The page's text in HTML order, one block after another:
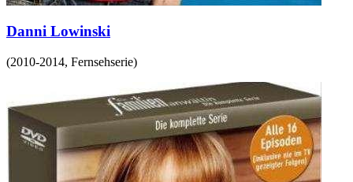
Danni Lowinski
(2010-2014, Fernsehserie)